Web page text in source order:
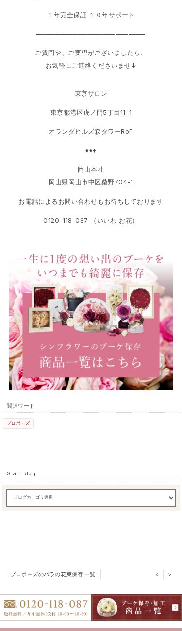
１年完全保証 １０年サポート
————————————————–
ご質問や、ご要望がございましたら、
お気軽にご連絡くださいませ↓
東京サロン
東京都港区虎ノ門5丁目11-1
オランダヒルズ森タワーRoP
♦♦♦
岡山本社
岡山県岡山市中区桑野704-1
お電話によるお問い合わせもお待ちしております
0120-118-087 （いいわ お花）
関連ワード
プロポーズ
Staff Blog
プロポーズのバラの花束保存 一覧 < >